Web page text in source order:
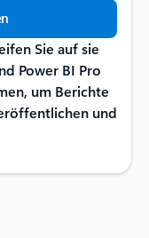
Sie auf sie
Power BI Pro
um Berichte
und